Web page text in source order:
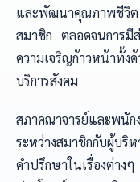
และพัฒนาคุณภาพชีวิ
สมาชิก ตลอดจนการมี
ความเจริญก้าวหน้าทั้ง
บริการสังคม
สภาคณาจารย์และพนัก
ระหว่างสมาชิกกับผู้บริ
คำปรึกษาในเรื่องต่